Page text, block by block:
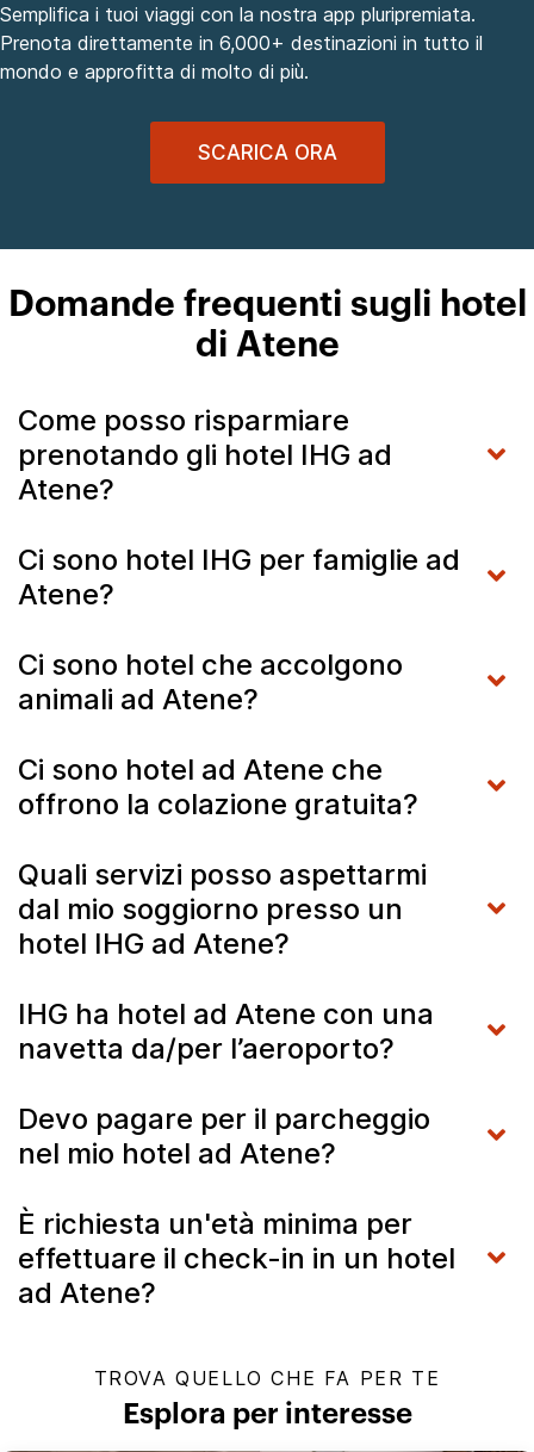
Semplifica i tuoi viaggi con la nostra app pluripremiata.
Prenota direttamente in 6,000+ destinazioni in tutto il
mondo e approfitta di molto di più.
SCARICA ORA
Domande frequenti sugli hotel
di Atene
Come posso risparmiare
prenotando gli hotel IHG ad
Atene?
Ci sono hotel IHG per famiglie ad
Atene?
Ci sono hotel che accolgono
animali ad Atene?
Ci sono hotel ad Atene che
offrono la colazione gratuita?
Quali servizi posso aspettarmi
dal mio soggiorno presso un
hotel IHG ad Atene?
IHG ha hotel ad Atene con una
navetta da/per l’aeroporto?
Devo pagare per il parcheggio
nel mio hotel ad Atene?
È richiesta un'età minima per
effettuare il check-in in un hotel
ad Atene?
TROVA QUELLO CHE FA PER TE
Esplora per interesse